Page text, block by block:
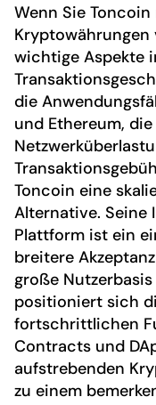
Wenn Sie
Kryptowährungen
wichtige Aspekte
die
und Ethereum,
Toncoin eine
Alternative. Seine
Plattform ist ein
breitere
große
positioniert sich
fortschrittlichen
Contracts und
aufstrebenden
zu einem